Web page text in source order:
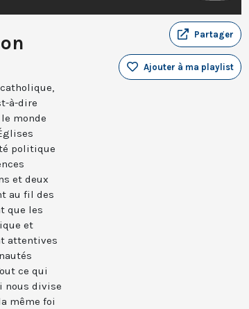
Partager
Ajouter à ma playlist
à-dire
monde
politique
et deux
au fil des
que les
et
attentives
ce qui
nous divise
même foi